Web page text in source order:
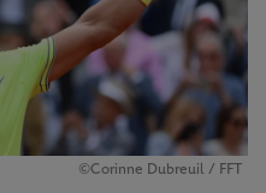
©Corinne Dubreuil / FFT